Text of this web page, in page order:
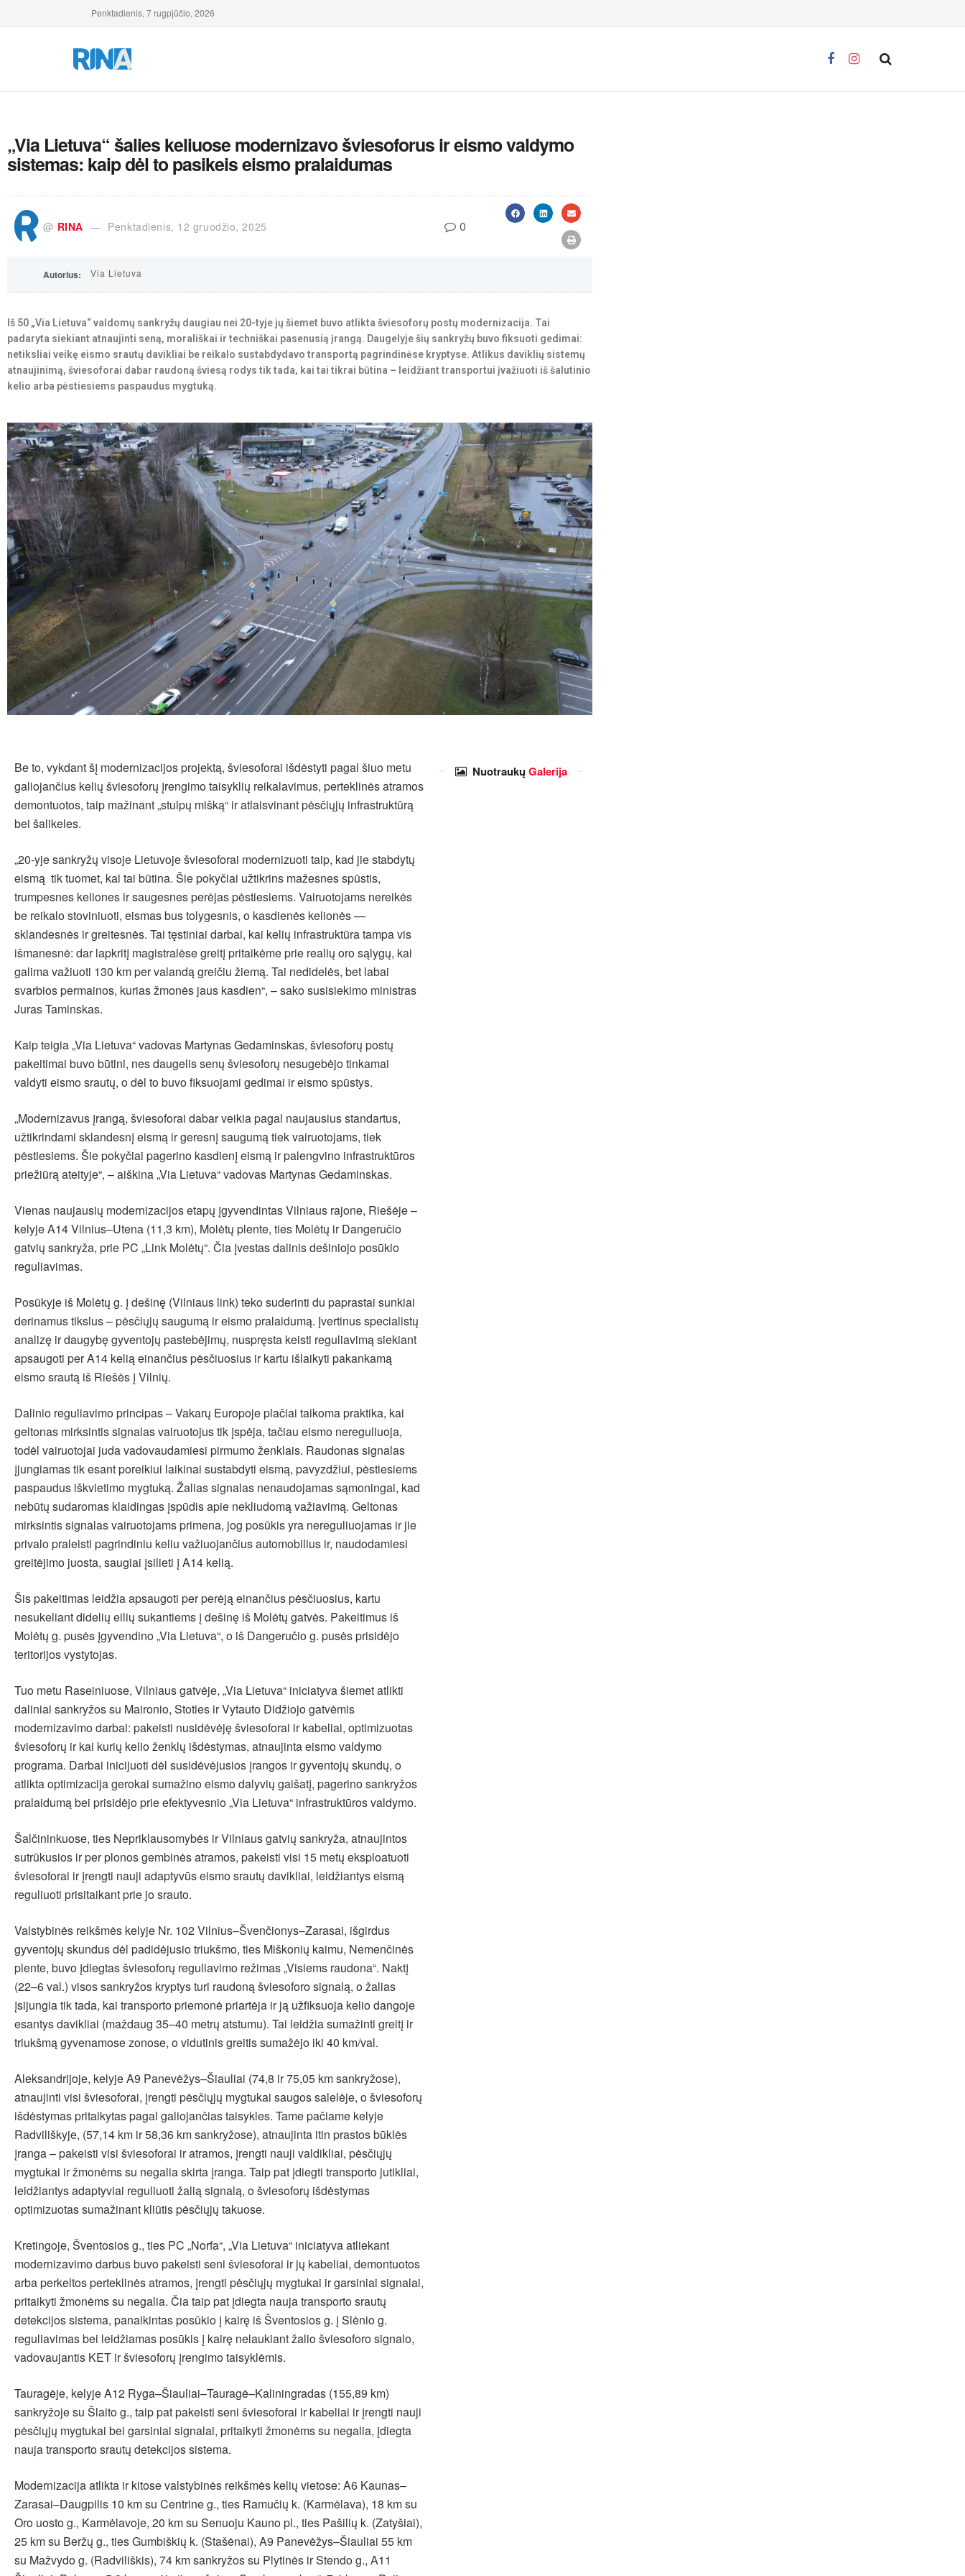
Penktadienis, 7 rugpjūčio, 2026
„Via Lietuva“ šalies keliuose modernizavo šviesoforus ir eismo valdymo
sistemas: kaip dėl to pasikeis eismo pralaidumas
@ RINA Penktadienis, 12 gruodžio, 2025 0
Autorius: Via Lietuva
Iš 50 „Via Lietuva“ valdomų sankryžų daugiau nei 20-tyje jų šiemet buvo atlikta šviesoforų postų modernizacija. Tai
padaryta siekiant atnaujinti seną, morališkai ir techniškai pasenusią įrangą. Daugelyje šių sankryžų buvo fiksuoti gedimai:
netiksliai veikę eismo srautų davikliai be reikalo sustabdydavo transportą pagrindinėse kryptyse. Atlikus daviklių sistemų
atnaujinimą, šviesoforai dabar raudoną šviesą rodys tik tada, kai tai tikrai būtina – leidžiant transportui įvažiuoti iš šalutinio
kelio arba pėstiesiems paspaudus mygtuką.
Be to, vykdant šį modernizacijos projektą, šviesoforai išdėstyti pagal šiuo metu
galiojančius kelių šviesoforų įrengimo taisyklių reikalavimus, perteklinės atramos
demontuotos, taip mažinant „stulpų mišką“ ir atlaisvinant pėsčiųjų infrastruktūrą
bei šalikeles.
„20-yje sankryžų visoje Lietuvoje šviesoforai modernizuoti taip, kad jie stabdytų
eismą tik tuomet, kai tai būtina. Šie pokyčiai užtikrins mažesnes spūstis,
trumpesnes keliones ir saugesnes perėjas pėstiesiems. Vairuotojams nereikės
be reikalo stoviniuoti, eismas bus tolygesnis, o kasdienės kelionės —
sklandesnės ir greitesnės. Tai tęstiniai darbai, kai kelių infrastruktūra tampa vis
išmanesnė: dar lapkritį magistralėse greitį pritaikėme prie realių oro sąlygų, kai
galima važiuoti 130 km per valandą greičiu žiemą. Tai nedidelės, bet labai
svarbios permainos, kurias žmonės jaus kasdien“, – sako susisiekimo ministras
Juras Taminskas.
Kaip teigia „Via Lietuva“ vadovas Martynas Gedaminskas, šviesoforų postų
pakeitimai buvo būtini, nes daugelis senų šviesoforų nesugebėjo tinkamai
valdyti eismo srautų, o dėl to buvo fiksuojami gedimai ir eismo spūstys.
„Modernizavus įrangą, šviesoforai dabar veikia pagal naujausius standartus,
užtikrindami sklandesnį eismą ir geresnį saugumą tiek vairuotojams, tiek
pėstiesiems. Šie pokyčiai pagerino kasdienį eismą ir palengvino infrastruktūros
priežiūrą ateityje“, – aiškina „Via Lietuva“ vadovas Martynas Gedaminskas.
Vienas naujausių modernizacijos etapų įgyvendintas Vilniaus rajone, Riešėje –
kelyje A14 Vilnius–Utena (11,3 km), Molėtų plente, ties Molėtų ir Dangeručio
gatvių sankryža, prie PC „Link Molėtų“. Čia įvestas dalinis dešiniojo posūkio
reguliavimas.
Posūkyje iš Molėtų g. į dešinę (Vilniaus link) teko suderinti du paprastai sunkiai
derinamus tikslus – pėsčiųjų saugumą ir eismo pralaidumą. Įvertinus specialistų
analizę ir daugybę gyventojų pastebėjimų, nuspręsta keisti reguliavimą siekiant
apsaugoti per A14 kelią einančius pėsčiuosius ir kartu išlaikyti pakankamą
eismo srautą iš Riešės į Vilnių.
Dalinio reguliavimo principas – Vakarų Europoje plačiai taikoma praktika, kai
geltonas mirksintis signalas vairuotojus tik įspėja, tačiau eismo nereguliuoja,
todėl vairuotojai juda vadovaudamiesi pirmumo ženklais. Raudonas signalas
įjungiamas tik esant poreikiui laikinai sustabdyti eismą, pavyzdžiui, pėstiesiems
paspaudus iškvietimo mygtuką. Žalias signalas nenaudojamas sąmoningai, kad
nebūtų sudaromas klaidingas įspūdis apie nekliudomą važiavimą. Geltonas
mirksintis signalas vairuotojams primena, jog posūkis yra nereguliuojamas ir jie
privalo praleisti pagrindiniu keliu važiuojančius automobilius ir, naudodamiesi
greitėjimo juosta, saugiai įsilieti į A14 kelią.
Šis pakeitimas leidžia apsaugoti per perėją einančius pėsčiuosius, kartu
nesukeliant didelių eilių sukantiems į dešinę iš Molėtų gatvės. Pakeitimus iš
Molėtų g. pusės įgyvendino „Via Lietuva“, o iš Dangeručio g. pusės prisidėjo
teritorijos vystytojas.
Tuo metu Raseiniuose, Vilniaus gatvėje, „Via Lietuva“ iniciatyva šiemet atlikti
daliniai sankryžos su Maironio, Stoties ir Vytauto Didžiojo gatvėmis
modernizavimo darbai: pakeisti nusidėvėję šviesoforai ir kabeliai, optimizuotas
šviesoforų ir kai kurių kelio ženklų išdėstymas, atnaujinta eismo valdymo
programa. Darbai inicijuoti dėl susidėvėjusios įrangos ir gyventojų skundų, o
atlikta optimizacija gerokai sumažino eismo dalyvių gaišatį, pagerino sankryžos
pralaidumą bei prisidėjo prie efektyvesnio „Via Lietuva“ infrastruktūros valdymo.
Šalčininkuose, ties Nepriklausomybės ir Vilniaus gatvių sankryža, atnaujintos
sutrūkusios ir per plonos gembinės atramos, pakeisti visi 15 metų eksploatuoti
šviesoforai ir įrengti nauji adaptyvūs eismo srautų davikliai, leidžiantys eismą
reguliuoti prisitaikant prie jo srauto.
Valstybinės reikšmės kelyje Nr. 102 Vilnius–Švenčionys–Zarasai, išgirdus
gyventojų skundus dėl padidėjusio triukšmo, ties Miškonių kaimu, Nemenčinės
plente, buvo įdiegtas šviesoforų reguliavimo režimas „Visiems raudona“. Naktį
(22–6 val.) visos sankryžos kryptys turi raudoną šviesoforo signalą, o žalias
įsijungia tik tada, kai transporto priemonė priartėja ir ją užfiksuoja kelio dangoje
esantys davikliai (maždaug 35–40 metrų atstumu). Tai leidžia sumažinti greitį ir
triukšmą gyvenamose zonose, o vidutinis greitis sumažėjo iki 40 km/val.
Aleksandrijoje, kelyje A9 Panevėžys–Šiauliai (74,8 ir 75,05 km sankryžose),
atnaujinti visi šviesoforai, įrengti pėsčiųjų mygtukai saugos salelėje, o šviesoforų
išdėstymas pritaikytas pagal galiojančias taisykles. Tame pačiame kelyje
Radviliškyje, (57,14 km ir 58,36 km sankryžose), atnaujinta itin prastos būklės
įranga – pakeisti visi šviesoforai ir atramos, įrengti nauji valdikliai, pėsčiųjų
mygtukai ir žmonėms su negalia skirta įranga. Taip pat įdiegti transporto jutikliai,
leidžiantys adaptyviai reguliuoti žalią signalą, o šviesoforų išdėstymas
optimizuotas sumažinant kliūtis pėsčiųjų takuose.
Kretingoje, Šventosios g., ties PC „Norfa“, „Via Lietuva“ iniciatyva atliekant
modernizavimo darbus buvo pakeisti seni šviesoforai ir jų kabeliai, demontuotos
arba perkeltos perteklinės atramos, įrengti pėsčiųjų mygtukai ir garsiniai signalai,
pritaikyti žmonėms su negalia. Čia taip pat įdiegta nauja transporto srautų
detekcijos sistema, panaikintas posūkio į kairę iš Šventosios g. į Slėnio g.
reguliavimas bei leidžiamas posūkis į kairę nelaukiant žalio šviesoforo signalo,
vadovaujantis KET ir šviesoforų įrengimo taisyklėmis.
Tauragėje, kelyje A12 Ryga–Šiauliai–Tauragė–Kaliningradas (155,89 km)
sankryžoje su Šlaito g., taip pat pakeisti seni šviesoforai ir kabeliai ir įrengti nauji
pėsčiųjų mygtukai bei garsiniai signalai, pritaikyti žmonėms su negalia, įdiegta
nauja transporto srautų detekcijos sistema.
Modernizacija atlikta ir kitose valstybinės reikšmės kelių vietose: A6 Kaunas–
Zarasai–Daugpilis 10 km su Centrine g., ties Ramučių k. (Karmėlava), 18 km su
Oro uosto g., Karmėlavoje, 20 km su Senuoju Kauno pl., ties Pašilių k. (Zatyšiai),
25 km su Beržų g., ties Gumbiškių k. (Stašėnai), A9 Panevėžys–Šiauliai 55 km
su Mažvydo g. (Radviliškis), 74 km sankryžos su Plytinės ir Stendo g., A11
NuotraukųGalerija